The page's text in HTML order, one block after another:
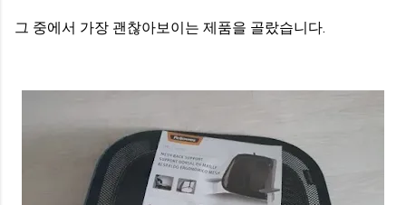
그 중에서 가장 괜찮아보이는 제품을 골랐습니다.